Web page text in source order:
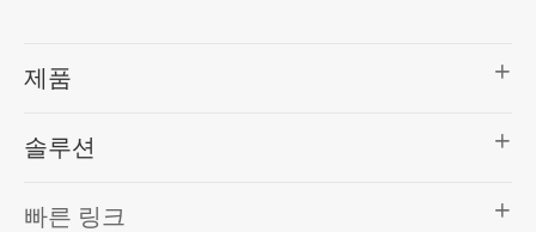
제품 
솔루션 
빠른 링크 